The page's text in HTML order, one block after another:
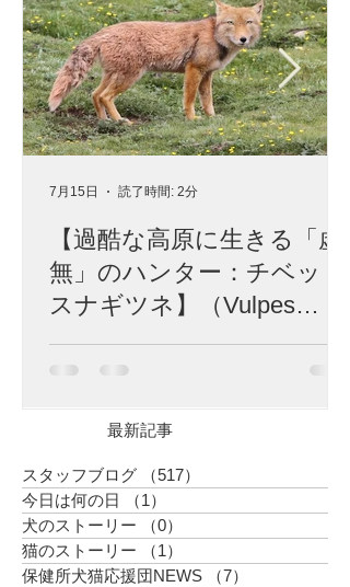
【過酷な高原に生きる「虚
無」のハンター：チベット
スナギツネ】（Vulpes
ferrilata）
標高4,500メートル。 富士山の山頂を遥かに
に、世界中で「最も冷めた表情を持つ」と
はチベットスナギツネ（Vulpes ferrilata）。
チベットスナギツネ 人間の感情をすべて削
ぎ落としたかのようなその「虚無の眼差
し」は、SNSでユーモラスなミームとして
愛されています。しかし、この唯一無二の
7月15日 読了時間: 2分
最新記事
スタッフブログ （517）
今日は何の日
（1）
犬のストーリー
（0）
猫のストーリー
（1）
保健所犬猫応援団NEWS
（7）